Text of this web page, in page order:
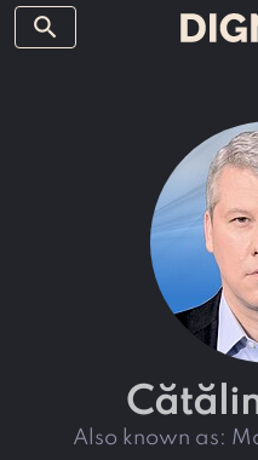
search
also known as: